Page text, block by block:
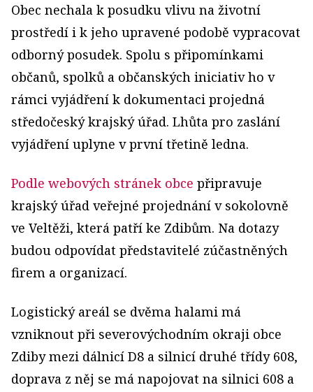
Obec nechala k posudku vlivu na životní
prostředí i k jeho upravené podobě vypracovat
odborný posudek. Spolu s připomínkami
občanů, spolků a občanských iniciativ ho v
rámci vyjádření k dokumentaci projedná
středočeský krajský úřad. Lhůta pro zaslání
vyjádření uplyne v první třetině ledna.
Podle webových stránek obce připravuje
krajský úřad veřejné projednání v sokolovně
ve Veltěži, která patří ke Zdibům. Na dotazy
budou odpovídat představitelé zúčastněných
firem a organizací.
Logistický areál se dvěma halami má
vzniknout při severovýchodním okraji obce
Zdiby mezi dálnicí D8 a silnicí druhé třídy 608,
doprava z něj se má napojovat na silnici 608 a